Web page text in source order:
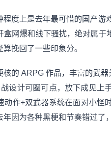
程度上是去年最可惜的国产
盒网爆和线下骚扰，绝对属
挽回了一些印象分。
的 ARPG 作品，丰富的武
设计可圈可点，放下成见上
动作+双武器系统在面对小怪
年因为各种黑梗和节奏错过了